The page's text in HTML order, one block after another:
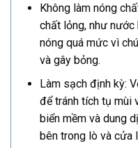
Không làm nóng
chất lỏng, như nước
nóng quá mức vì
và gây bỏng.
Làm sạch định kỳ:
để tránh tích tụ mùi
biển mềm và dung
bên trong lò và cửa